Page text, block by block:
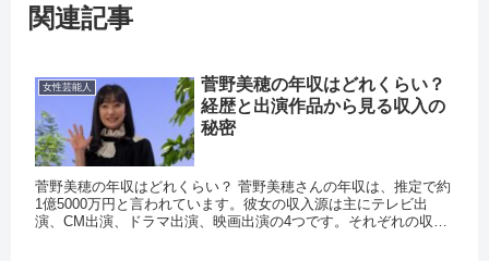
関連記事
女性芸能人
菅野美穂の年収はどれくらい？
経歴と出演作品から見る収入の
秘密
菅野美穂の年収はどれくらい？ 菅野美穂さんの年収は、推定で約
1億5000万円と言われています。彼女の収入源は主にテレビ出
演、CM出演、ドラマ出演、映画出演の4つです。それぞれの収入